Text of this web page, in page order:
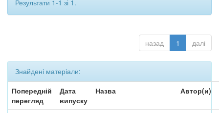
Результати 1-1 зі 1.
назад 1 далі
Знайдені матеріали:
Попередній
перегляд
Дата
випуску
Назва Автор(и)